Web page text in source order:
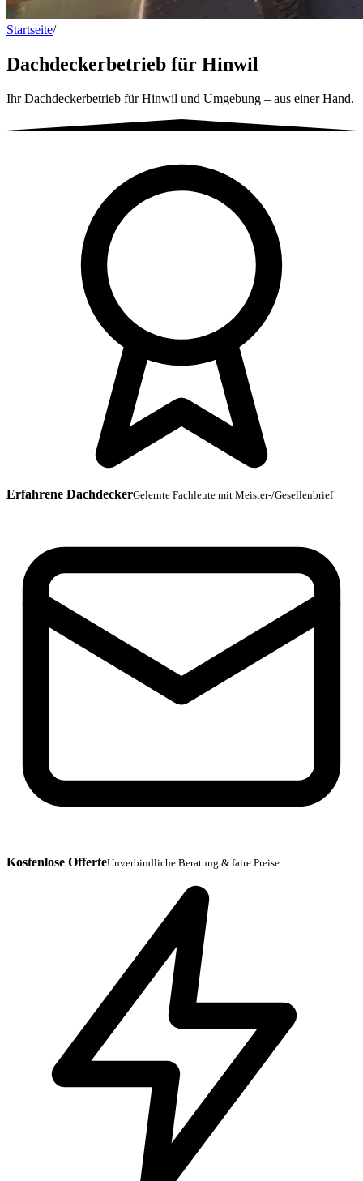
Startseite/Dachdeckerbetrieb für Hinwil
Dachdeckerbetrieb für Hinwil
Ihr Dachdeckerbetrieb für Hinwil und Umgebung – aus einer Hand.
Erfahrene DachdeckerGelernte Fachleute mit Meister-/Gesellenbrief
Kostenlose OfferteUnverbindliche Beratung & faire Preise